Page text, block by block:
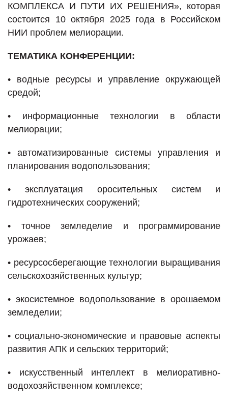
КОМПЛЕКСА И ПУТИ ИХ РЕШЕНИЯ», которая
состоится 10 октября 2025 года в Российском
НИИ проблем мелиорации.
ТЕМАТИКА КОНФЕРЕНЦИИ:
•
водные ресурсы и управление окружающей
средой;
•
информационные технологии в области
мелиорации;
•
автоматизированные системы управления и
планирования водопользования;
•
эксплуатация оросительных систем и
гидротехнических сооружений;
•
точное земледелие и программирование
урожаев;
• ресурсосберегающие технологии выращивания
сельскохозяйственных культур;
• экосистемное водопользование в орошаемом
земледелии;
• социально-экономические и правовые аспекты
развития АПК и сельских территорий;
•
искусственный интеллект в мелиоративно-
водохозяйственном комплексе;